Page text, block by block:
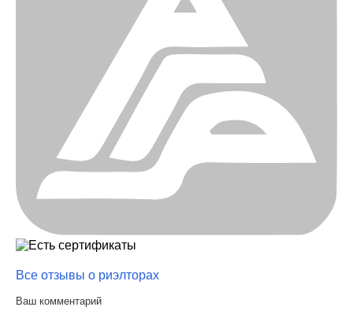
Все отзывы о риэлторах
Ваш комментарий